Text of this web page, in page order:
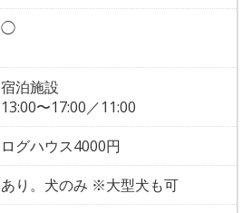
◯
宿泊施設
13:00〜17:00／11:00
ログハウス4000円
あり。犬のみ ※大型犬も可